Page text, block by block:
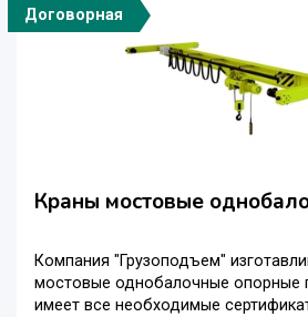
Договорная
Краны мостовые
Компания "Грузоподъем"
мостовые однобалочные опорные
имеет все необходимые